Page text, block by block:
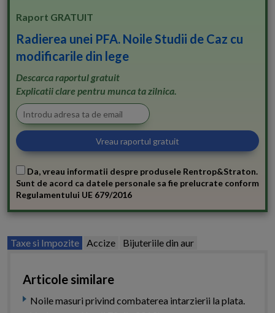
Raport GRATUIT
Radierea unei PFA. Noile Studii de Caz cu
modificarile din lege
Descarca raportul gratuit
Explicatii clare pentru munca ta zilnica.
Da, vreau informatii despre produsele Rentrop&Straton.
Sunt de acord ca datele personale sa fie prelucrate conform
Regulamentului UE 679/2016
Taxe si Impozite Accize Bijuteriile din aur
Articole similare
Noile masuri privind combaterea intarzierii la plata.